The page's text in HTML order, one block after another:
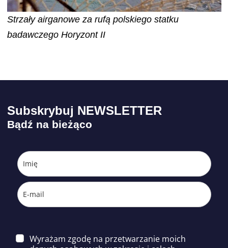
Strzały airganowe za rufą polskiego statku
badawczego Horyzont II
Subskrybuj NEWSLETTER
Bądź na bieżąco
Wyrażam zgodę na przetwarzanie moich